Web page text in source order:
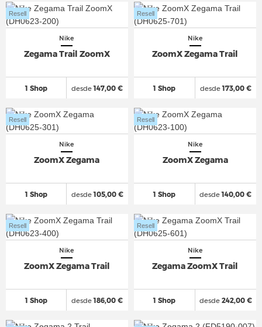
Nike
Zegama Trail ZoomX
1 Shop
Resell
desde147,00 €
Nike
ZoomX Zegama Trail
1 Shop
Resell
desde173,00 €
Nike
ZoomX Zegama
1 Shop
Resell
desde105,00 €
Nike
ZoomX Zegama
1 Shop
Resell
desde140,00 €
Nike
ZoomX Zegama Trail
1 Shop
Resell
desde186,00 €
Nike
Zegama ZoomX Trail
1 Shop
Resell
desde242,00 €